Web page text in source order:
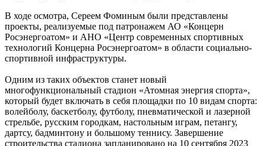
В ходе осмотра, Сереем Фоминым были представлены
проекты, реализуемые под патронажем АО «Концерн
Росэнергоатом» и АНО «Центр современных спортивных
технологий Концерна Росэнергоатом» в области социально-
спортивной инфраструктуры.
Одним из таких объектов станет новый
многофункциональный стадион «Атомная энергия спорта»,
который будет включать в себя площадки по 10 видам спорта:
волейболу, баскетболу, футболу, пневматической и лазерной
стрельбе, русским городкам, настольным играм, петангу,
дартсу, бадминтону и большому теннису. Завершение
строительства стадиона запланировано на 10 сентября 2023